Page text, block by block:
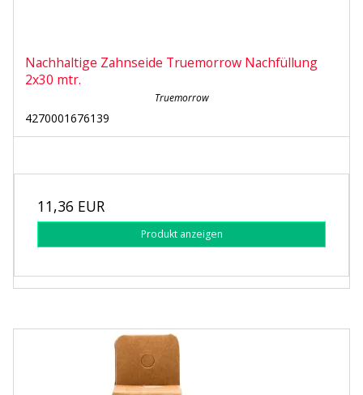
Nachhaltige Zahnseide Truemorrow Nachfüllung
2x30 mtr.
Truemorrow
4270001676139
11,36 EUR
Produkt anzeigen